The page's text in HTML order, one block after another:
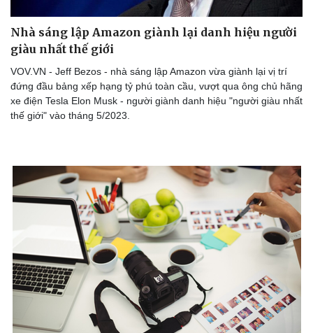
Doanh nghiệp
Thông tin doanh nghiệp
Doanh nghiệp 24h
Doanh nhân
Công nghệ
Sành điệu
Tin Công nghệ
Nhà sáng lập Amazon giành lại danh hiệu người
giàu nhất thế giới
VOV.VN - Jeff Bezos - nhà sáng lập Amazon vừa giành lại vị trí
đứng đầu bảng xếp hạng tỷ phú toàn cầu, vượt qua ông chủ hãng
xe điện Tesla Elon Musk - người giành danh hiệu "người giàu nhất
thế giới" vào tháng 5/2023.